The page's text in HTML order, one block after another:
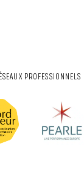
PROFESSIONNELS